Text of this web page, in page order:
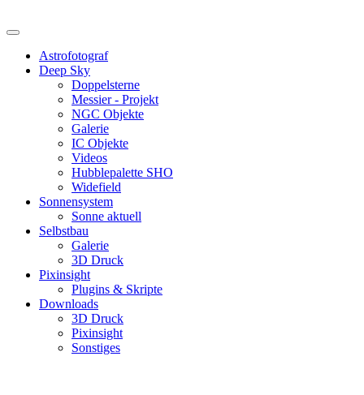
Astrofotograf
Deep Sky
Doppelsterne
Messier - Projekt
NGC Objekte
Galerie
IC Objekte
Videos
Hubblepalette SHO
Widefield
Sonnensystem
Sonne aktuell
Selbstbau
Galerie
3D Druck
Pixinsight
Plugins & Skripte
Downloads
3D Druck
Pixinsight
Sonstiges